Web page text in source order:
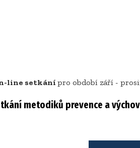
line setkání pro období září -
metodiků prevence a